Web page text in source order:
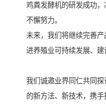
鸡粪发酵机的研发成功
不懈努力。
未来，我们将继续完善
进养殖业可持续发展、建
我们诚邀业界同仁共同
的新方法、新技术，携